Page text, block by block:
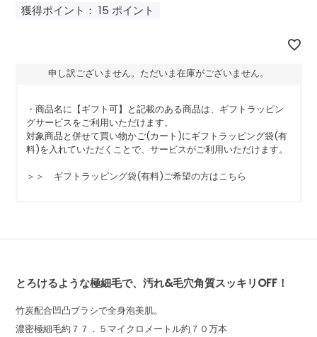
獲得ポイント： 15 ポイント
申し訳ございません。ただいま在庫がございません。
・商品名に【ギフト可】と記載のある商品は、ギフトラッピン
グサービスをご利用いただけます。
対象商品と併せて買い物かご(カート)にギフトラッピング袋(有
料)を入れていただくことで、サービスがご利用いただけます。
＞＞ ギフトラッピング袋(有料)ご希望の方はこちら
とろけるような極細毛で、汚れ&毛穴角質スッキリOFF！
竹炭配合凹凸ブラシで全身泡美肌。
濃密極細毛約７７．５マイクロメートル約７０万本